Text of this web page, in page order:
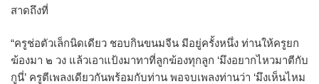
สาดถึงที่
“ครูช่อตัวเล็กนิดเดียว ชอบกินขนมจีน มีอยู่ครั้งหนึ่ง ท่านให้ครูยก
ฆ้องมา ๒ วง แล้วเอาแป้งมาทาที่ลูกฆ้องทุกลูก ‘มึงอยากไหวมาตีกับ
กูนี่’ ครูตีเพลงเดียวกันพร้อมกับท่าน พอจบเพลงท่านว่า ‘มึงเห็นไหม